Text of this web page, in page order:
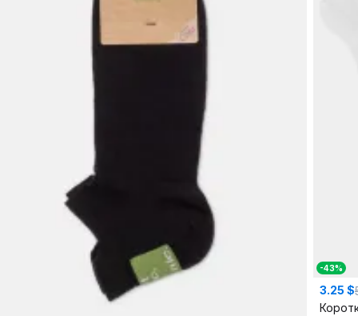
-43%
3.25 $